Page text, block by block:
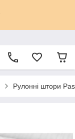
Рулонні штори